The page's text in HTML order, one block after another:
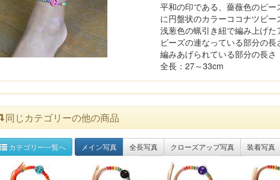
平和の印である、薔薇色のピ
に円盤状のカラーココナツビー
浅葱色の蝋引き紐で編み上げた
ビーズの連なっている部分の長
編みあげられている部分の長
全長：27～33cm
同じカテゴリーの他の商品
カテゴリー一覧へ メイン写真 全長写真 クローズアップ写真 装着写真